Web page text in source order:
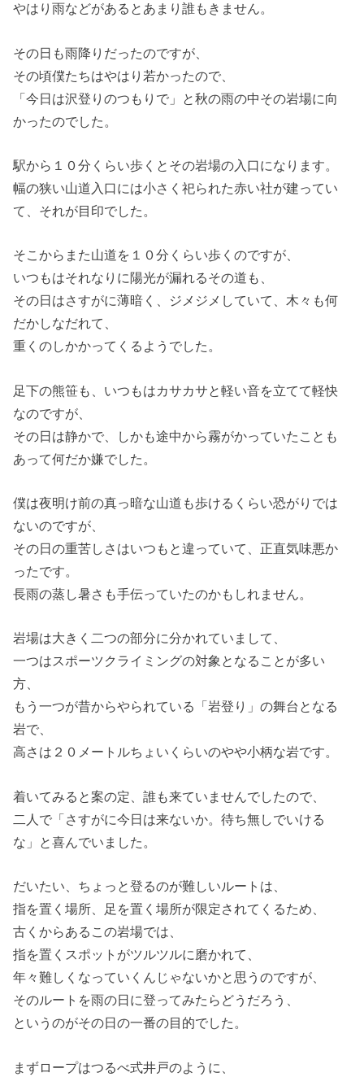
やはり雨などがあるとあまり誰もきません。
その日も雨降りだったのですが、
その頃僕たちはやはり若かったので、
「今日は沢登りのつもりで」と秋の雨の中その岩場に向
かったのでした。
駅から１０分くらい歩くとその岩場の入口になります。
幅の狭い山道入口には小さく祀られた赤い社が建ってい
て、それが目印でした。
そこからまた山道を１０分くらい歩くのですが、
いつもはそれなりに陽光が漏れるその道も、
その日はさすがに薄暗く、ジメジメしていて、木々も何
だかしなだれて、
重くのしかかってくるようでした。
足下の熊笹も、いつもはカサカサと軽い音を立てて軽快
なのですが、
その日は静かで、しかも途中から霧がかっていたことも
あって何だか嫌でした。
僕は夜明け前の真っ暗な山道も歩けるくらい恐がりでは
ないのですが、
その日の重苦しさはいつもと違っていて、正直気味悪か
ったです。
長雨の蒸し暑さも手伝っていたのかもしれません。
岩場は大きく二つの部分に分かれていまして、
一つはスポーツクライミングの対象となることが多い
方、
もう一つが昔からやられている「岩登り」の舞台となる
岩で、
高さは２０メートルちょいくらいのやや小柄な岩です。
着いてみると案の定、誰も来ていませんでしたので、
二人で「さすがに今日は来ないか。待ち無しでいける
な」と喜んでいました。
だいたい、ちょっと登るのが難しいルートは、
指を置く場所、足を置く場所が限定されてくるため、
古くからあるこの岩場では、
指を置くスポットがツルツルに磨かれて、
年々難しくなっていくんじゃないかと思うのですが、
そのルートを雨の日に登ってみたらどうだろう、
というのがその日の一番の目的でした。
まずロープはつるべ式井戸のように、